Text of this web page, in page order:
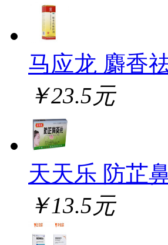
马应龙 麝香
￥23.5元
天天乐 防芷
￥13.5元